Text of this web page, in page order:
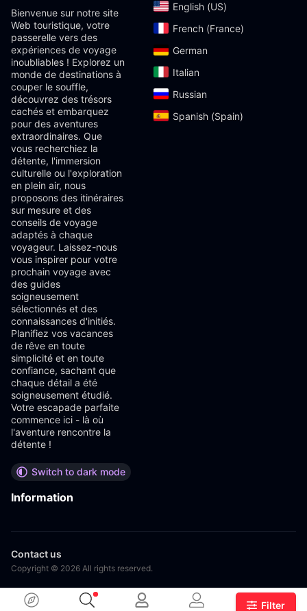
Bienvenue sur notre site
Web touristique, votre
passerelle vers des
expériences de voyage
inoubliables ! Explorez un
monde de destinations à
couper le souffle,
découvrez des trésors
cachés et embarquez
pour des aventures
extraordinaires. Que
vous recherchiez la
détente, l'immersion
culturelle ou l'exploration
en plein air, nous
proposons des itinéraires
sur mesure et des
conseils de voyage
adaptés à chaque
voyageur. Laissez-nous
vous inspirer pour votre
prochain voyage avec
des guides
soigneusement
sélectionnés et des
connaissances d'initiés.
Planifiez vos vacances
de rêve en toute
simplicité et en toute
confiance, sachant que
chaque détail a été
soigneusement étudié.
Votre escapade parfaite
commence ici - là où
l'aventure rencontre la
détente !
Switch to dark mode
English (US)‎
French (France)‎
German‎
Italian‎
Russian‎
Spanish (Spain)‎
Information
Contact us
Copyright © 2026 All rights reserved.
Filter